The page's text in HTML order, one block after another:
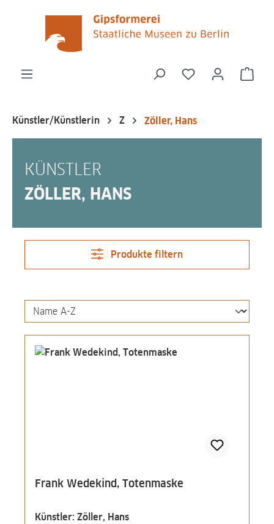
springen
Du hast 0
Künstler/Künstlerin Z Zöller, Hans
KÜNSTLER
ZÖLLER, HANS
Produkte filtern
Frank Wedekind, Totenmaske
Künstler: Zöller, Hans